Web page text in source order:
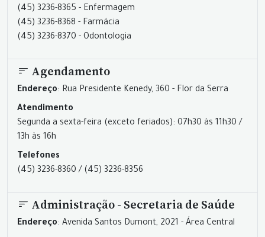
(45) 3236-8365 - Enfermagem
(45) 3236-8368 - Farmácia
(45) 3236-8370 - Odontologia
Agendamento
Endereço: Rua Presidente Kenedy, 360 - Flor da Serra
Atendimento
Segunda a sexta-feira (exceto feriados): 07h30 às 11h30 /
13h às 16h
Telefones
(45) 3236-8360 / (45) 3236-8356
Administração - Secretaria de Saúde
Endereço: Avenida Santos Dumont, 2021 - Área Central